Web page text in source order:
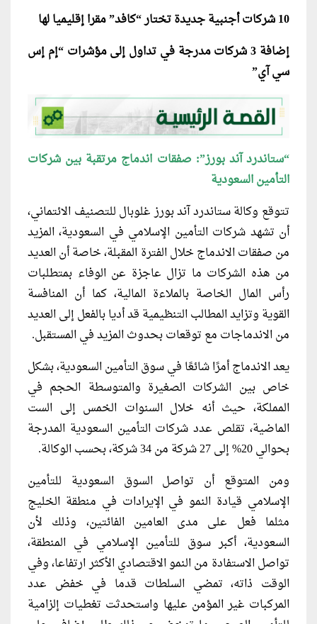
10 شركات أجنبية جديدة تختار “كافد” مقرا إقليميا لها
إضافة 3 شركات مدرجة في تداول إلى مؤشرات “إم إس
سي آي”
“ستاندرد آند بورز”: صفقات اندماج مرتقبة بين شركات
التأمين السعودية
تتوقع وكالة ستاندرد آند بورز غلوبال للتصنيف الائتماني،
أن تشهد شركات التأمين الإسلامي في السعودية، المزيد
من صفقات الاندماج خلال الفترة المقبلة، خاصة أن العديد
من هذه الشركات ما تزال عاجزة عن الوفاء بمتطلبات
رأس المال الخاصة بالملاءة المالية، كما أن المنافسة
القوية وتزايد المطالب التنظيمية قد أديا بالفعل إلى العديد
من الاندماجات مع توقعات بحدوث المزيد في المستقبل.
يعد الاندماج أمرًا شائعًا في سوق التأمين السعودية، بشكل
خاص بين الشركات الصغيرة والمتوسطة الحجم في
المملكة، حيث أنه خلال السنوات الخمس إلى الست
الماضية، تقلص عدد شركات التأمين السعودية المدرجة
بحوالي 20% إلى 27 شركة من 34 شركة، بحسب الوكالة.
ومن المتوقع أن تواصل السوق السعودية للتأمين
الإسلامي قيادة النمو في الإيرادات في منطقة الخليج
مثلما فعل على مدى العامين الفائتين، وذلك لأن
السعودية، أكبر سوق للتأمين الإسلامي في المنطقة،
تواصل الاستفادة من النمو الاقتصادي الأكثر ارتفاعا، وفي
الوقت ذاته، تمضي السلطات قدما في خفض عدد
المركبات غير المؤمن عليها واستحدثت تغطيات إلزامية